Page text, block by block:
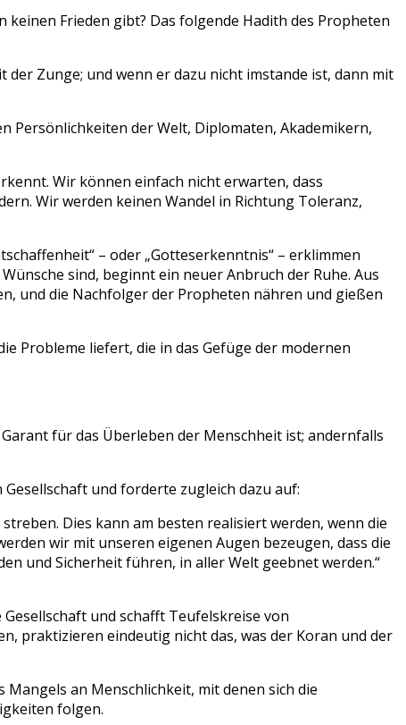
Frieden gibt? Das folgende Hadith des Propheten
der Zunge; und wenn er dazu nicht imstande ist, dann mit
Persönlichkeiten der Welt, Diplomaten, Akademikern,
Wir können einfach nicht erwarten, dass
Wir werden keinen Wandel in Richtung Toleranz,
– oder „Gotteserkenntnis“ – erklimmen
sind, beginnt ein neuer Anbruch der Ruhe. Aus
und die Nachfolger der Propheten nähren und gießen
Probleme liefert, die in das Gefüge der modernen
für das Überleben der Menschheit ist; andernfalls
und forderte zugleich dazu auf:
Dies kann am besten realisiert werden, wenn die
wir mit unseren eigenen Augen bezeugen, dass die
und Sicherheit führen, in aller Welt geebnet werden.“
und schafft Teufelskreise von
praktizieren eindeutig nicht das, was der Koran und der
an Menschlichkeit, mit denen sich die
folgen.